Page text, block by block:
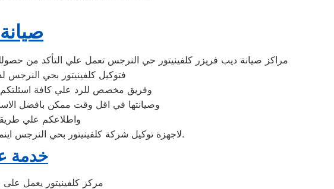
مراكز صيانة ديب فريزر كلفينيتور حي النرجس تعمل علي التأكد من
فتوكيل كلفينيتور بحي النرجس
وفريق مخصص للرد علي كافة اسئلتكم علي مدار 24 ساعة في حالة طلب مساعدتنا
وصيانتها في اقل وقت ممكن بافضل
واطلاعكم علي
لاجهزة توكيل شركة كلفينيتور بحي النرجس اينما كنتم خلال وقت قياسي سوف يصل اليكم مهندسنا لمعاينة العطل وصيانة الجهاز.
خدمة
مركز كلفينيتور يعمل